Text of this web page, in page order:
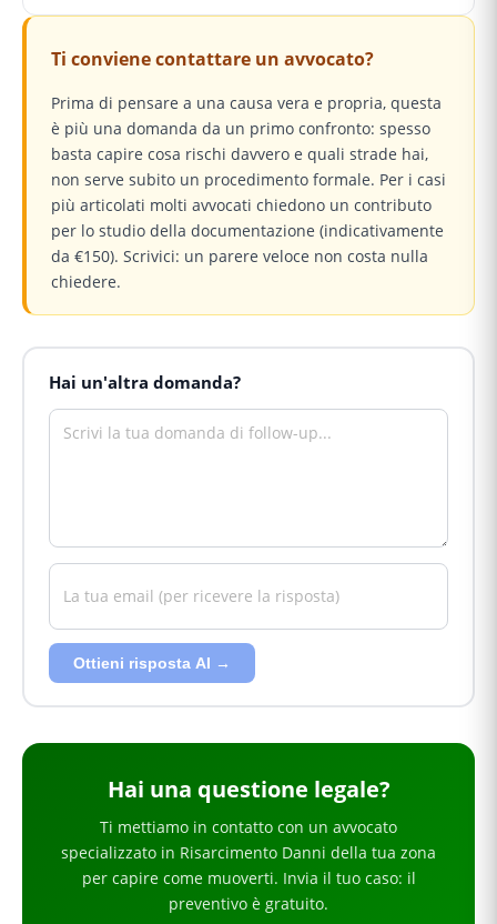
Ti conviene contattare un avvocato?
Prima di pensare a una causa vera e propria, questa
è più una domanda da un primo confronto: spesso
basta capire cosa rischi davvero e quali strade hai,
non serve subito un procedimento formale. Per i casi
più articolati molti avvocati chiedono un contributo
per lo studio della documentazione (indicativamente
da €150). Scrivici: un parere veloce non costa nulla
chiedere.
Hai un'altra domanda?
Ottieni risposta AI →
Hai una questione legale?
Ti mettiamo in contatto con un avvocato
specializzato in Risarcimento Danni della tua zona
per capire come muoverti. Invia il tuo caso: il
preventivo è gratuito.